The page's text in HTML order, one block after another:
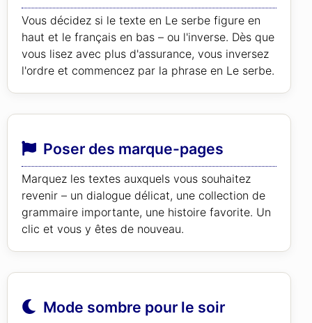
Vous décidez si le texte en Le serbe figure en
haut et le français en bas – ou l'inverse. Dès que
vous lisez avec plus d'assurance, vous inversez
l'ordre et commencez par la phrase en Le serbe.
Poser des marque-pages
Marquez les textes auxquels vous souhaitez
revenir – un dialogue délicat, une collection de
grammaire importante, une histoire favorite. Un
clic et vous y êtes de nouveau.
Mode sombre pour le soir